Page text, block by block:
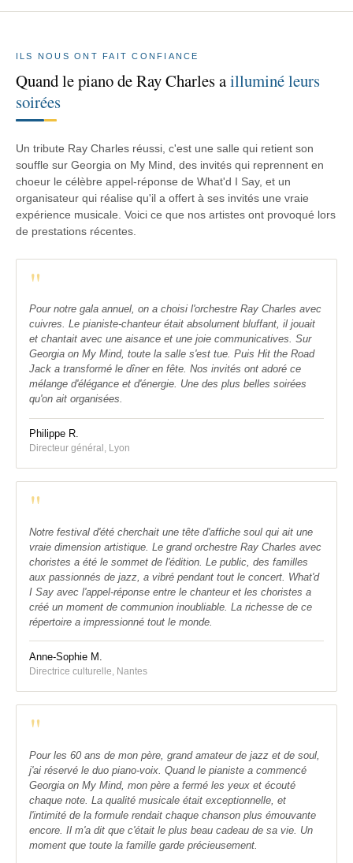
ILS NOUS ONT FAIT CONFIANCE
Quand le piano de Ray Charles ailluminé leurs
soirées
Un tribute Ray Charles réussi, c'est une salle qui retient son
souffle sur Georgia on My Mind, des invités qui reprennent en
choeur le célèbre appel-réponse de What'd I Say, et un
organisateur qui réalise qu'il a offert à ses invités une vraie
expérience musicale. Voici ce que nos artistes ont provoqué lors
de prestations récentes.
"
Pour notre gala annuel, on a choisi l'orchestre Ray Charles avec
cuivres. Le pianiste-chanteur était absolument bluffant, il jouait
et chantait avec une aisance et une joie communicatives. Sur
Georgia on My Mind, toute la salle s'est tue. Puis Hit the Road
Jack a transformé le dîner en fête. Nos invités ont adoré ce
mélange d'élégance et d'énergie. Une des plus belles soirées
qu'on ait organisées.
Philippe R.
Directeur général, Lyon
"
Notre festival d'été cherchait une tête d'affiche soul qui ait une
vraie dimension artistique. Le grand orchestre Ray Charles avec
choristes a été le sommet de l'édition. Le public, des familles
aux passionnés de jazz, a vibré pendant tout le concert. What'd
I Say avec l'appel-réponse entre le chanteur et les choristes a
créé un moment de communion inoubliable. La richesse de ce
répertoire a impressionné tout le monde.
Anne-Sophie M.
Directrice culturelle, Nantes
"
Pour les 60 ans de mon père, grand amateur de jazz et de soul,
j'ai réservé le duo piano-voix. Quand le pianiste a commencé
Georgia on My Mind, mon père a fermé les yeux et écouté
chaque note. La qualité musicale était exceptionnelle, et
l'intimité de la formule rendait chaque chanson plus émouvante
encore. Il m'a dit que c'était le plus beau cadeau de sa vie. Un
moment que toute la famille garde précieusement.